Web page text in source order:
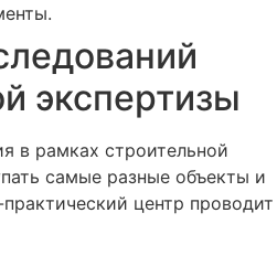
экспертизы
в рамках строительной
самые разные объекты и
центр проводит